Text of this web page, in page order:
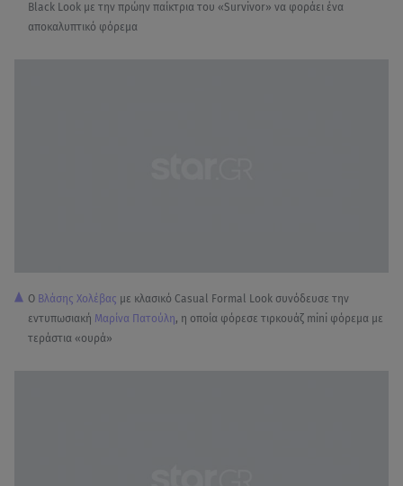
Black Look με την πρώην παίκτρια του «Survivor» να φοράει ένα
αποκαλυπτικό φόρεμα
Ο Βλάσης Χολέβας με κλασικό Casual Formal Look συνόδευσε την
εντυπωσιακή Μαρίνα Πατούλη, η οποία φόρεσε τιρκουάζ mini φόρεμα με
τεράστια «ουρά»